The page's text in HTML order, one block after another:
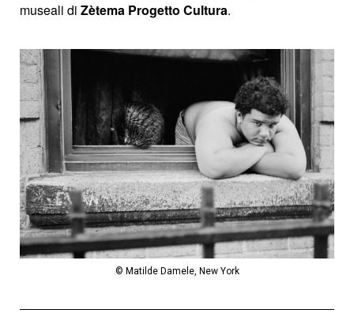
museali di Zètema Progetto Cultura.
© Matilde Damele, New York